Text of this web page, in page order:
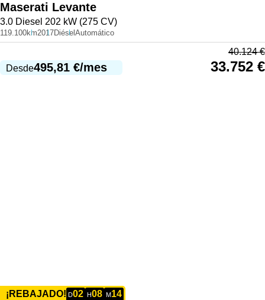
Maserati Levante
3.0 Diesel 202 kW (275 CV)
119.100km2017Diésel Automático
Desde495,81 €/mes
40.124€
33.752 €
¡REBAJADO! D02 H08 M14